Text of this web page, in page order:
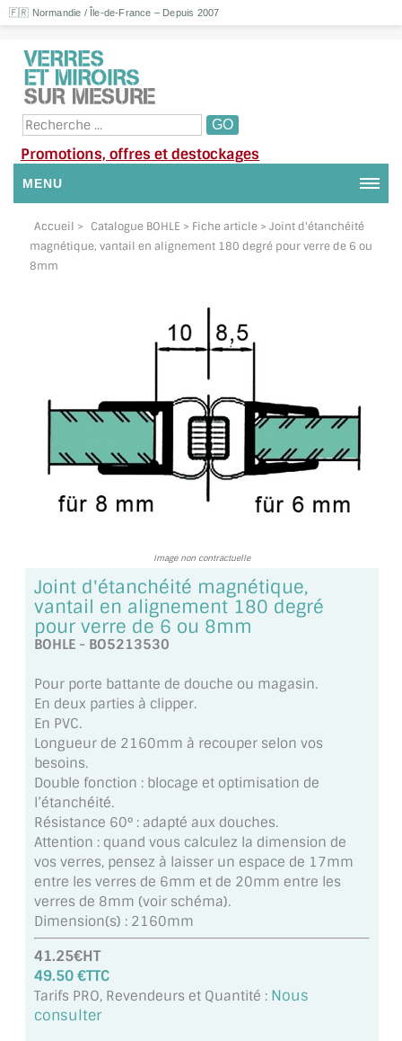
🇫🇷 Normandie / Île-de-France – Depuis 2007
Promotions, offres et destockages
MENU
NOUS CONTACTER
MON COMPTE / SE CONNECTER
TOUS LES TARIFS AU M2
GUIDE : CHOIX PAR UTILISATION
INSPIRATIONS ET NOUVEAUTÉS
MIROIRS VIEILLIS AMBIANCE BRASSERIE
MIROIR SUR MESURE
MIROIR DÉCORATIF DE COULEUR
LOTS DE MIROIRS EN MOZAÏQUE
MIROIR POUR PORTE
MIROIR DE SALLE DE BAIN
MIROIR PAROI DE DOUCHE
MIROIR POUR SALLE DE SPORT
MIROIR POUR SALLE DE DANSE
MIROIR ENCADRÉ
MIROIR TV
Accueil > Catalogue BOHLE > Fiche article > Joint d'étanchéité
magnétique, vantail en alignement 180 degré pour verre de 6 ou
8mm
Image non contractuelle
Joint d'étanchéité magnétique,
vantail en alignement 180 degré
pour verre de 6 ou 8mm
BOHLE - BO5213530
Pour porte battante de douche ou magasin.
En deux parties à clipper.
En PVC.
Longueur de 2160mm à recouper selon vos
besoins.
Double fonction : blocage et optimisation de
l’étanchéité.
Résistance 60° : adapté aux douches.
Attention : quand vous calculez la dimension de
vos verres, pensez à laisser un espace de 17mm
entre les verres de 6mm et de 20mm entre les
verres de 8mm (voir schéma).
Dimension(s) : 2160mm
41.25€HT
49.50 €TTC
Tarifs PRO, Revendeurs et Quantité : Nous
consulter